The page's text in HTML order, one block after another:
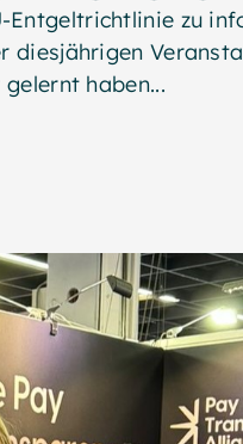
zu
diesjährigen
haben...